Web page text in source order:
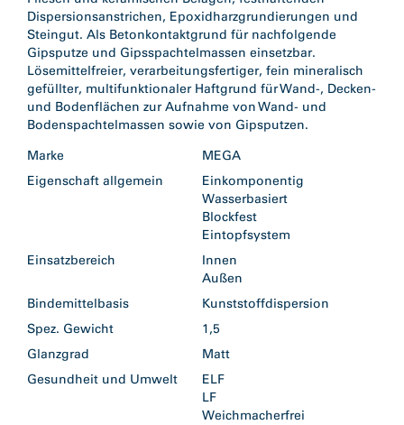
Dispersionsanstrichen, Epoxidharzgrundierungen und
Steingut. Als Betonkontaktgrund für nachfolgende
Gipsputze und Gipsspachtelmassen einsetzbar.
Lösemittelfreier, verarbeitungsfertiger, fein mineralisch
gefüllter, multifunktionaler Haftgrund für Wand-, Decken-
und Bodenflächen zur Aufnahme von Wand- und
Bodenspachtelmassen sowie von Gipsputzen.
Marke
MEGA
Eigenschaft allgemein
Einkomponentig
Wasserbasiert
Blockfest
Eintopfsystem
Einsatzbereich
Innen
Außen
Bindemittelbasis
Kunststoffdispersion
Spez. Gewicht
1,5
Glanzgrad
Matt
Gesundheit und Umwelt
ELF
LF
Weichmacherfrei